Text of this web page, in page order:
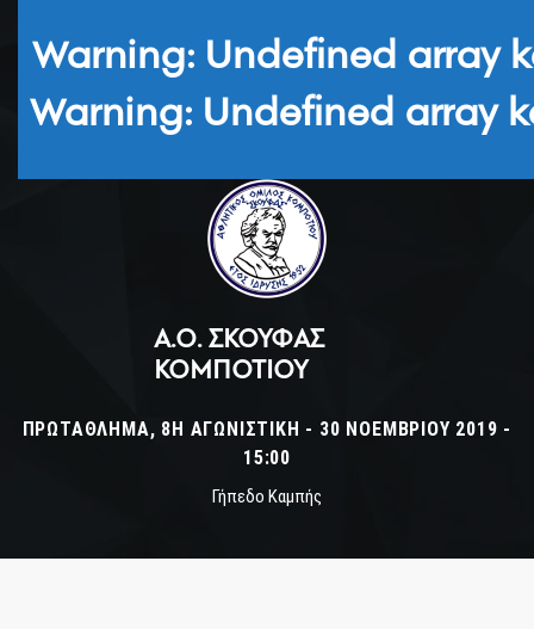
Warning: Undefined array
Warning: Undefined array
Α.Ο. ΣΚΟΥΦΆΣ
ΚΟΜΠΟΤΊΟΥ
ΠΡΩΤΆΘΛΗΜΑ, 8Η ΑΓΩΝΙΣΤΙΚΉ - 30 ΝΟΕΜΒΡΊΟΥ 2019 -
15:00
Γήπεδο Καμπής